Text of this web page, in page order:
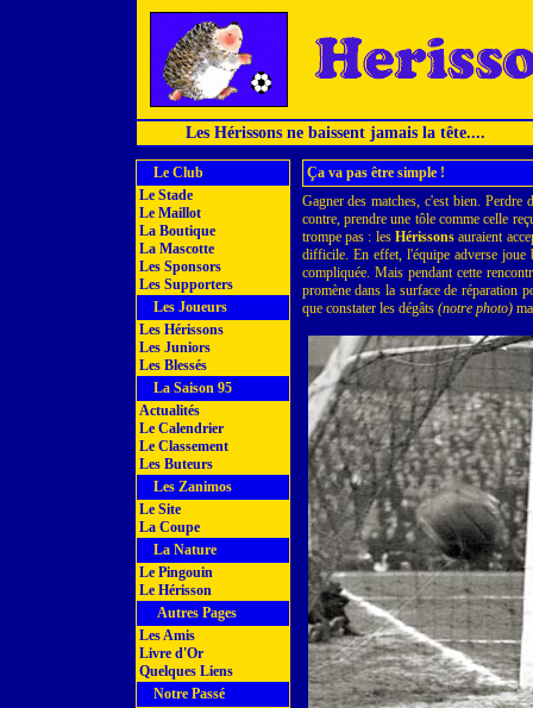
Les Hérissons ne baissent jamais la tête....
Le Club
Le Stade
Le Maillot
La Boutique
La Mascotte
Les Sponsors
Les Supporters
Les Joueurs
Les Hérissons
Les Juniors
Les Blessés
La Saison 95
Actualités
Le Calendrier
Le Classement
Les Buteurs
Les Zanimos
Le Site
La Coupe
La Nature
Le Pingouin
Le Hérisson
Autres Pages
Les Amis
Livre d'Or
Quelques Liens
Notre Passé
Ça va pas être simple !
Gagner des matches, c'est bien. Perdre
contre, prendre une tôle comme celle
trompe pas : les Hérissonsauraient
difficile. En effet, l'équipe adverse joue
compliquée. Mais pendant cette
promène dans la surface de réparation
que constater les dégâts (notre photo)